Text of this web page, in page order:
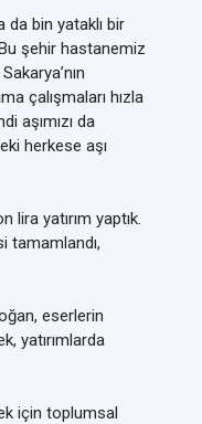
da bin yataklı bir
şehir hastanemiz
çalışmaları hızla
aşımızı da
herkese aşı
lira yatırım yaptık.
tamamlandı,
eserlerin
yatırımlarda
için toplumsal